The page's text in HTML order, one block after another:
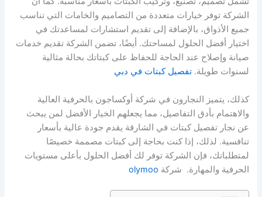
الشركة توفر خيارات متعددة من التصاميم والخامات التي تناسب
جميع الأذواق، بالإضافة إلى تقديم استشارات لمساعدتك في
اختيار أفضل الحلول لمساحتك. أيضًا، تضمن الشركة تقديم خدمات
صيانة وإصلاح عند الحاجة للحفاظ على كبتاتك بحالة مثالية
لسنوات طويلة.تفصيل كبتات في دبي
كذلك، يتميز النجارون في شركة أوكساجون بالحرفية العالية
والاهتمام بأدق التفاصيل، مما يجعلهم الخيار الأفضل لمن يبحث
عن نجار تفصيل كبتات في الشارقة يقدم جودة عالية بأسعار
تنافسية. لذلك، إذا كنت بحاجة إلى كبتات مصممة خصيصًا
لمتطلباتك، فإن الشركة توفر لك أفضل الحلول بأعلى مستويات
الحرفية والمهارة. شركة olymoo